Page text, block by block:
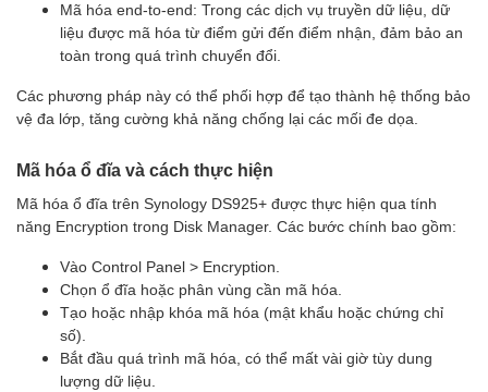
Mã hóa end-to-end: Trong các dịch vụ truyền dữ liệu, dữ
liệu được mã hóa từ điểm gửi đến điểm nhận, đảm bảo an
toàn trong quá trình chuyển đổi.
Các phương pháp này có thể phối hợp để tạo thành hệ thống bảo
vệ đa lớp, tăng cường khả năng chống lại các mối đe dọa.
Mã hóa ổ đĩa và cách thực hiện
Mã hóa ổ đĩa trên Synology DS925+ được thực hiện qua tính
năng Encryption trong Disk Manager. Các bước chính bao gồm:
Vào Control Panel > Encryption.
Chọn ổ đĩa hoặc phân vùng cần mã hóa.
Tạo hoặc nhập khóa mã hóa (mật khẩu hoặc chứng chỉ
số).
Bắt đầu quá trình mã hóa, có thể mất vài giờ tùy dung
lượng dữ liệu.